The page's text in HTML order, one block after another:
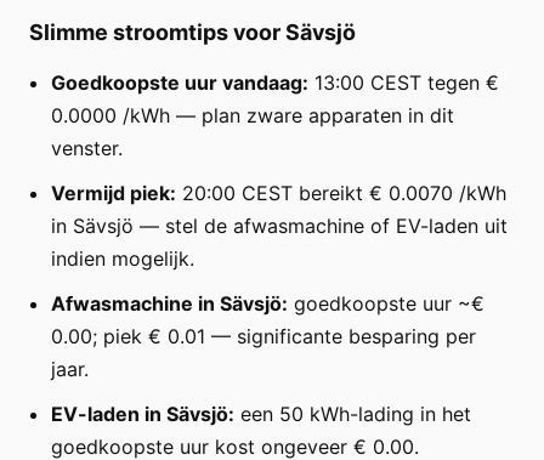
Slimme stroomtips voor Sävsjö
Goedkoopste uur vandaag: 13:00 CEST tegen €
0.0000 /kWh — plan zware apparaten in dit
venster.
Vermijd piek: 20:00 CEST bereikt € 0.0070 /kWh
in Sävsjö — stel de afwasmachine of EV-laden uit
indien mogelijk.
Afwasmachine in Sävsjö: goedkoopste uur ~€
0.00; piek € 0.01 — significante besparing per
jaar.
EV-laden in Sävsjö: een 50 kWh-lading in het
goedkoopste uur kost ongeveer € 0.00.